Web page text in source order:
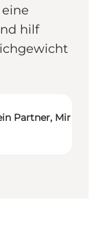
hilf
Partner, Mir